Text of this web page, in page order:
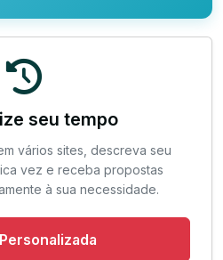
seu tempo
vários sites, descreva seu
vez e receba propostas
à sua necessidade.